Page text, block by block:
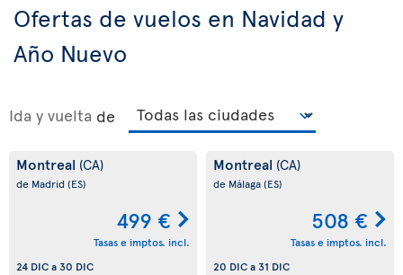
Ofertas de vuelos en Navidad y
Año Nuevo
Ida y vuelta de
Montreal (CA)
de Madrid(ES)
499 €
Tasas e imptos. incl.
24 DICa 30 DIC
Montreal (CA)
de Málaga(ES)
508 €
Tasas e imptos. incl.
20 DICa 31 DIC